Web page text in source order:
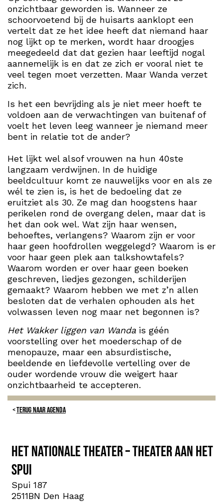
onzichtbaar geworden is. Wanneer ze
schoorvoetend bij de huisarts aanklopt een
vertelt dat ze het idee heeft dat niemand haar
nog lijkt op te merken, wordt haar droogjes
meegedeeld dat dat gezien haar leeftijd nogal
aannemelijk is en dat ze zich er vooral niet te
veel tegen moet verzetten. Maar Wanda verzet
zich.
Is het een bevrijding als je niet meer hoeft te
voldoen aan de verwachtingen van buitenaf of
voelt het leven leeg wanneer je niemand meer
bent in relatie tot de ander?
Het lijkt wel alsof vrouwen na hun 40ste
langzaam verdwijnen. In de huidige
beeldcultuur komt ze nauwelijks voor en als ze
wél te zien is, is het de bedoeling dat ze
eruitziet als 30. Ze mag dan hoogstens haar
perikelen rond de overgang delen, maar dat is
het dan ook wel. Wat zijn haar wensen,
behoeftes, verlangens? Waarom zijn er voor
haar geen hoofdrollen weggelegd? Waarom is er
voor haar geen plek aan talkshowtafels?
Waarom worden er over haar geen boeken
geschreven, liedjes gezongen, schilderijen
gemaakt? Waarom hebben we met z’n allen
besloten dat de verhalen ophouden als het
volwassen leven nog maar net begonnen is?
Het Wakker liggen van Wanda is géén
voorstelling over het moederschap of de
menopauze, maar een absurdistische,
beeldende en liefdevolle vertelling over de
ouder wordende vrouw die weigert haar
onzichtbaarheid te accepteren.
TERUG NAAR AGENDA
Het Nationale Theater – Theater aan het
Spui
Spui 187
2511BN Den Haag